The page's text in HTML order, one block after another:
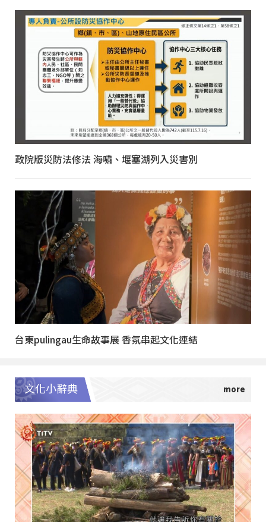
政院版災防法修法 海嘯、堰塞湖列入災害別
台東pulingau生命故事展 香氛串起文化連結
文化小辭典